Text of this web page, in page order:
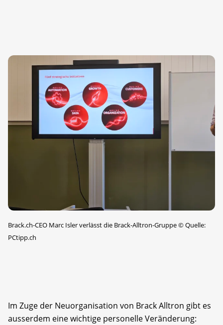
Brack.ch-CEO Marc Isler verlässt die Brack-Alltron-Gruppe©Quelle:
PCtipp.ch
Im Zuge der Neuorganisation von Brack Alltron gibt es
ausserdem eine wichtige personelle Veränderung: